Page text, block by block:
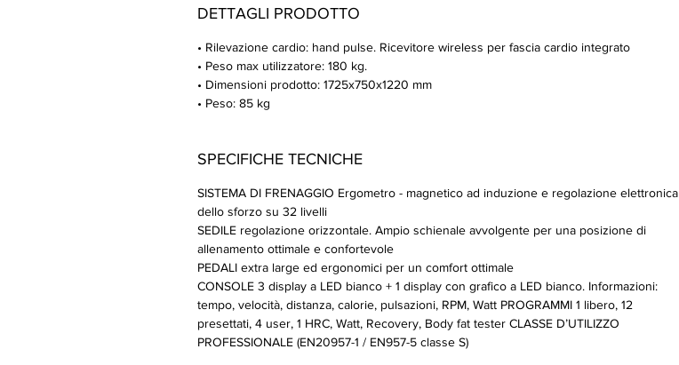
DETTAGLI PRODOTTO
• Rilevazione cardio: hand pulse. Ricevitore wireless per fascia cardio integrato
• Peso max utilizzatore: 180 kg.
• Dimensioni prodotto: 1725x750x1220 mm
• Peso: 85 kg
SPECIFICHE TECNICHE
SISTEMA DI FRENAGGIO Ergometro - magnetico ad induzione e regolazione elettronica
dello sforzo su 32 livelli
SEDILE regolazione orizzontale. Ampio schienale avvolgente per una posizione di
allenamento ottimale e confortevole
PEDALI extra large ed ergonomici per un comfort ottimale
CONSOLE 3 display a LED bianco + 1 display con grafico a LED bianco. Informazioni:
tempo, velocità, distanza, calorie, pulsazioni, RPM, Watt PROGRAMMI 1 libero, 12
presettati, 4 user, 1 HRC, Watt, Recovery, Body fat tester CLASSE D’UTILIZZO
PROFESSIONALE (EN20957-1 / EN957-5 classe S)